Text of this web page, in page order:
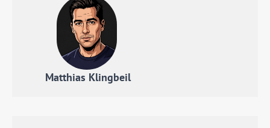
Matthias Klingbeil